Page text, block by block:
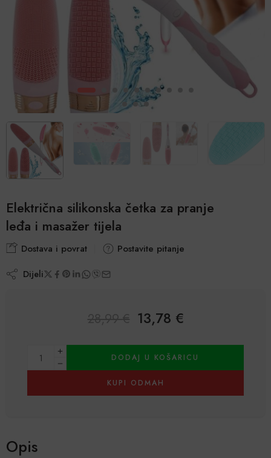
Električna silikonska četka za pranje
leđa i masažer tijela
Dostava i povrat Postavite pitanje
Dijeli
13,78 €
DODAJ U KOŠARICU
KUPI ODMAH
Alternative:
Opis